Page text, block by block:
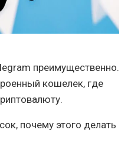
преимущественно.
кошелек, где
почему этого делать